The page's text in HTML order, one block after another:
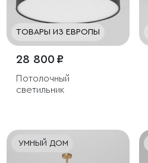
ТОВАРЫ ИЗ ЕВРОПЫ
28 800 ₽
Потолочный
светильник
УМНЫЙ ДОМ